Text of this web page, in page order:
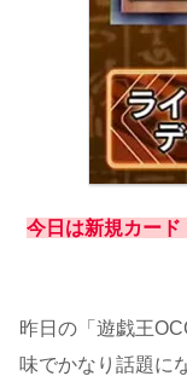
今日は新規カード
昨日の「遊戯王
味でかなり話題に